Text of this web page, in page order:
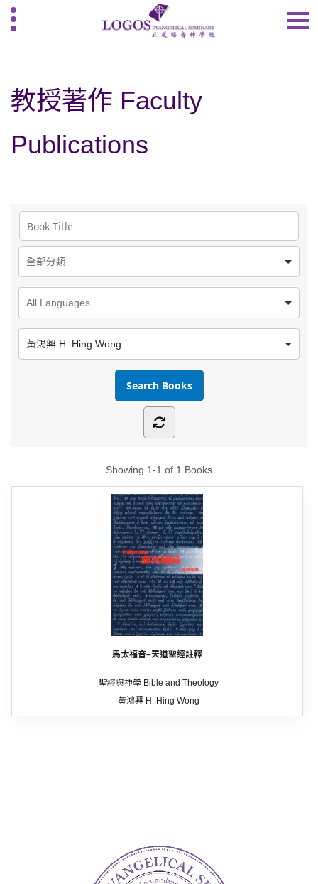
教授著作 Faculty
Publications
黃鴻興 H. Hing Wong
Showing 1-1 of 1 Books
馬太福音–天道聖經註釋
聖經與神學 Bible and Theology
黃鴻興 H. Hing Wong